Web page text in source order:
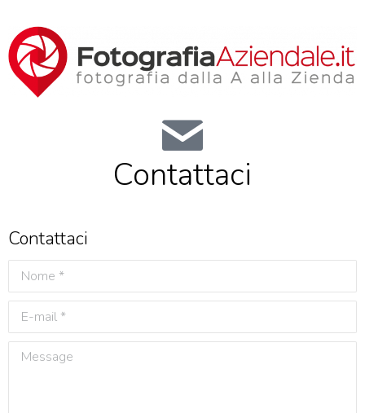
Contattaci
Contattaci
Nome *
E-mail *
Message